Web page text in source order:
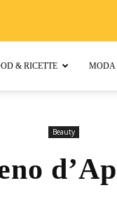
& RICETTE MODA
Beauty